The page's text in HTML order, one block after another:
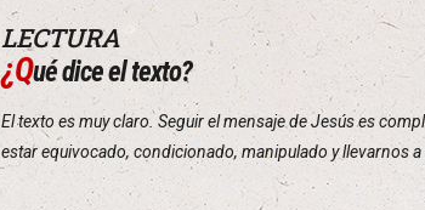
LECTURA
¿Qué dice el texto?
El texto es muy claro. Seguir el mensaje de Jesús es
estar equivocado, condicionado, manipulado y llevarnos a